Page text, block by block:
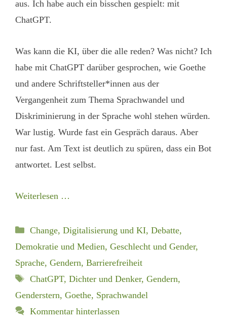
aus. Ich habe auch ein bisschen gespielt: mit
ChatGPT.
Was kann die KI, über die alle reden? Was nicht? Ich
habe mit ChatGPT darüber gesprochen, wie Goethe
und andere Schriftsteller*innen aus der
Vergangenheit zum Thema Sprachwandel und
Diskriminierung in der Sprache wohl stehen würden.
War lustig. Wurde fast ein Gespräch daraus. Aber
nur fast. Am Text ist deutlich zu spüren, dass ein Bot
antwortet. Lest selbst.
Weiterlesen …
Kategorien
Change, Digitalisierung und KI, Debatte,
Demokratie und Medien, Geschlecht und Gender,
Sprache, Gendern, Barrierefreiheit
Schlagwörter
ChatGPT, Dichter und Denker, Gendern,
Genderstern, Goethe, Sprachwandel
Kommentar hinterlassen